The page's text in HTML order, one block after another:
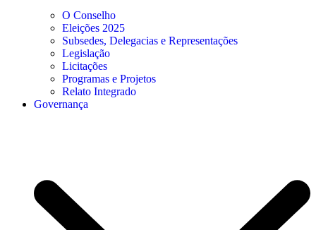
O Conselho
Eleições 2025
Subsedes, Delegacias e Representações
Legislação
Licitações
Programas e Projetos
Relato Integrado
Governança